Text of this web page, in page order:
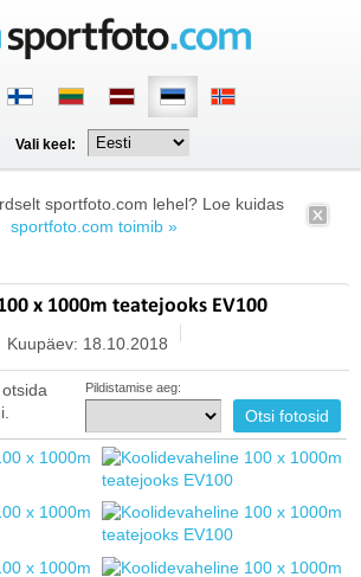
Vali keel:
sportfoto.com lehel? Loe kuidas
sportfoto.com toimib »
x 1000m teatejooks EV100
Kuupäev: 18.10.2018
Pildistamise aeg: